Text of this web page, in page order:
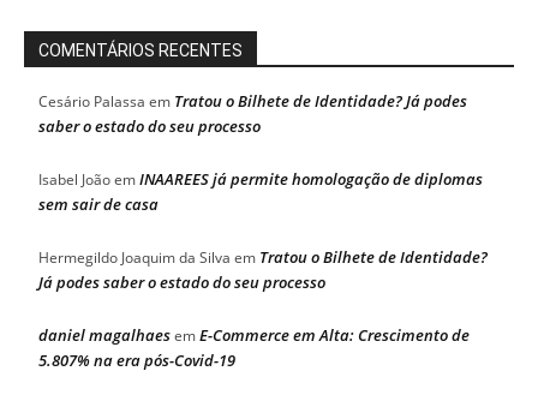
COMENTÁRIOS RECENTES
Cesário Palassa em Tratou o Bilhete de Identidade? Já podes
saber o estado do seu processo
Isabel JoãoemINAAREES já permite homologação de diplomas
sem sair de casa
Hermegildo Joaquim da Silva em Tratou o Bilhete de Identidade?
Já podes saber o estado do seu processo
daniel magalhaesemE-Commerce em Alta: Crescimento de
5.807% na era pós-Covid-19